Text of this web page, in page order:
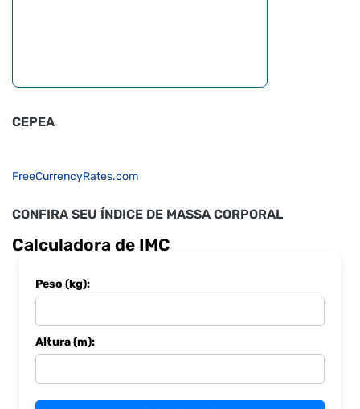
CEPEA
FreeCurrencyRates.com
CONFIRA SEU ÍNDICE DE MASSA CORPORAL
Calculadora de IMC
Peso (kg):
Altura (m):